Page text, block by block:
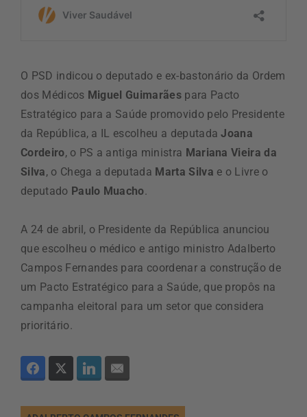
O PSD indicou o deputado e ex-bastonário da Ordem
dos Médicos Miguel Guimarãespara Pacto
Estratégico para a Saúde promovido pelo Presidente
da República, a IL escolheu a deputadaJoana
Cordeiro, o PS a antiga ministra Mariana Vieira da
Silva, o Chega a deputada Marta Silva e o Livre o
deputado Paulo Muacho.
A 24 de abril, o Presidente da República anunciou
que escolheu o médico e antigo ministro Adalberto
Campos Fernandes para coordenar a construção de
um Pacto Estratégico para a Saúde, que propôs na
campanha eleitoral para um setor que considera
prioritário.